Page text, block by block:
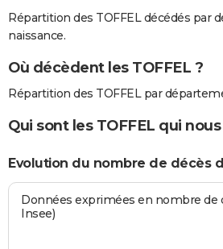
Répartition des TOFFEL décédés par
naissance.
Où décèdent les TOFFEL ?
Répartition des TOFFEL par
Qui sont les TOFFEL qui
Evolution du nombre de décès
Données exprimées en nombre de
Insee)